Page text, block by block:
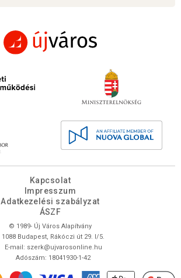
Kapcsolat
Impresszum
Adatkezelési szabályzat
ÁSZF
© 1989- Új Város Alapítvány
1088 Budapest, Rákóczi út 29. I/5.
E-mail: szerk@ujvarosonline.hu
Adószám: 18041930-1-42